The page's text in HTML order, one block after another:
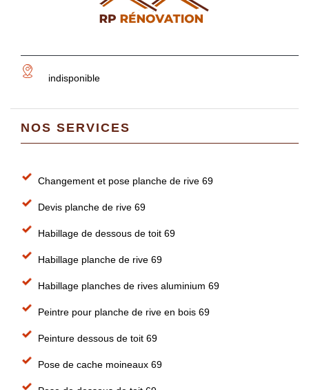
indisponible
NOS SERVICES
Changement et pose planche de rive 69
Devis planche de rive 69
Habillage de dessous de toit 69
Habillage planche de rive 69
Habillage planches de rives aluminium 69
Peintre pour planche de rive en bois 69
Peinture dessous de toit 69
Pose de cache moineaux 69